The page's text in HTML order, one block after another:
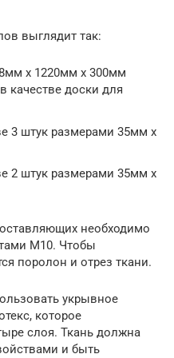
выглядит так:
х 1220мм х 300мм
качестве доски для
3 штук размерами 35мм х
2 штук размерами 35мм х
необходимо
М10. Чтобы
поролон и отрез ткани.
укрывное
которое
слоя. Ткань должна
и быть